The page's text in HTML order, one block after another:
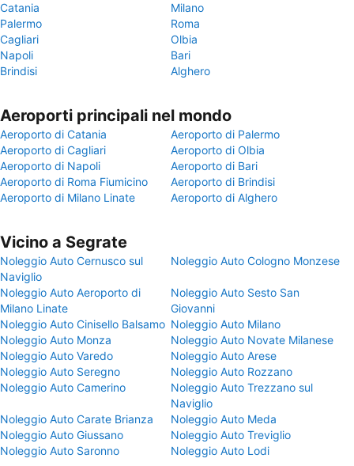
Catania
Milano
Palermo
Roma
Cagliari
Olbia
Napoli
Bari
Brindisi
Alghero
Aeroporti principali nel mondo
Aeroporto di Catania
Aeroporto di Palermo
Aeroporto di Cagliari
Aeroporto di Olbia
Aeroporto di Napoli
Aeroporto di Bari
Aeroporto di Roma Fiumicino
Aeroporto di Brindisi
Aeroporto di Milano Linate
Aeroporto di Alghero
Vicino a Segrate
Noleggio Auto Cernusco sul
Naviglio
Noleggio Auto Cologno Monzese
Noleggio Auto Aeroporto di
Milano Linate
Noleggio Auto Sesto San
Giovanni
Noleggio Auto Cinisello Balsamo Noleggio Auto Milano
Noleggio Auto Monza
Noleggio Auto Novate Milanese
Noleggio Auto Varedo
Noleggio Auto Arese
Noleggio Auto Seregno
Noleggio Auto Rozzano
Noleggio Auto Camerino
Noleggio Auto Trezzano sul
Naviglio
Noleggio Auto Carate Brianza
Noleggio Auto Meda
Noleggio Auto Giussano
Noleggio Auto Treviglio
Noleggio Auto Saronno
Noleggio Auto Lodi